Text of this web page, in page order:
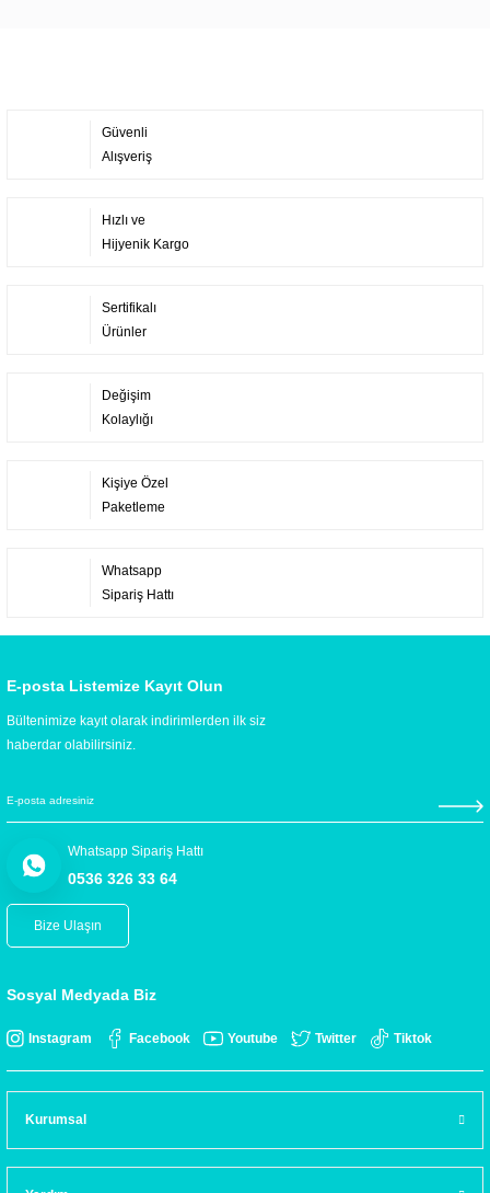
Güvenli
Alışveriş
Hızlı ve
Hijyenik Kargo
Sertifikalı
Ürünler
Değişim
Kolaylığı
Kişiye Özel
Paketleme
Whatsapp
Sipariş Hattı
E-posta Listemize Kayıt Olun
Bültenimize kayıt olarak indirimlerden ilk siz
haberdar olabilirsiniz.
Whatsapp Sipariş Hattı
0536 326 33 64
Bize Ulaşın
Sosyal Medyada Biz
Instagram Facebook Youtube Twitter Tiktok
Kurumsal